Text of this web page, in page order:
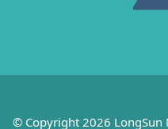
© Copyright 2026 LongSun